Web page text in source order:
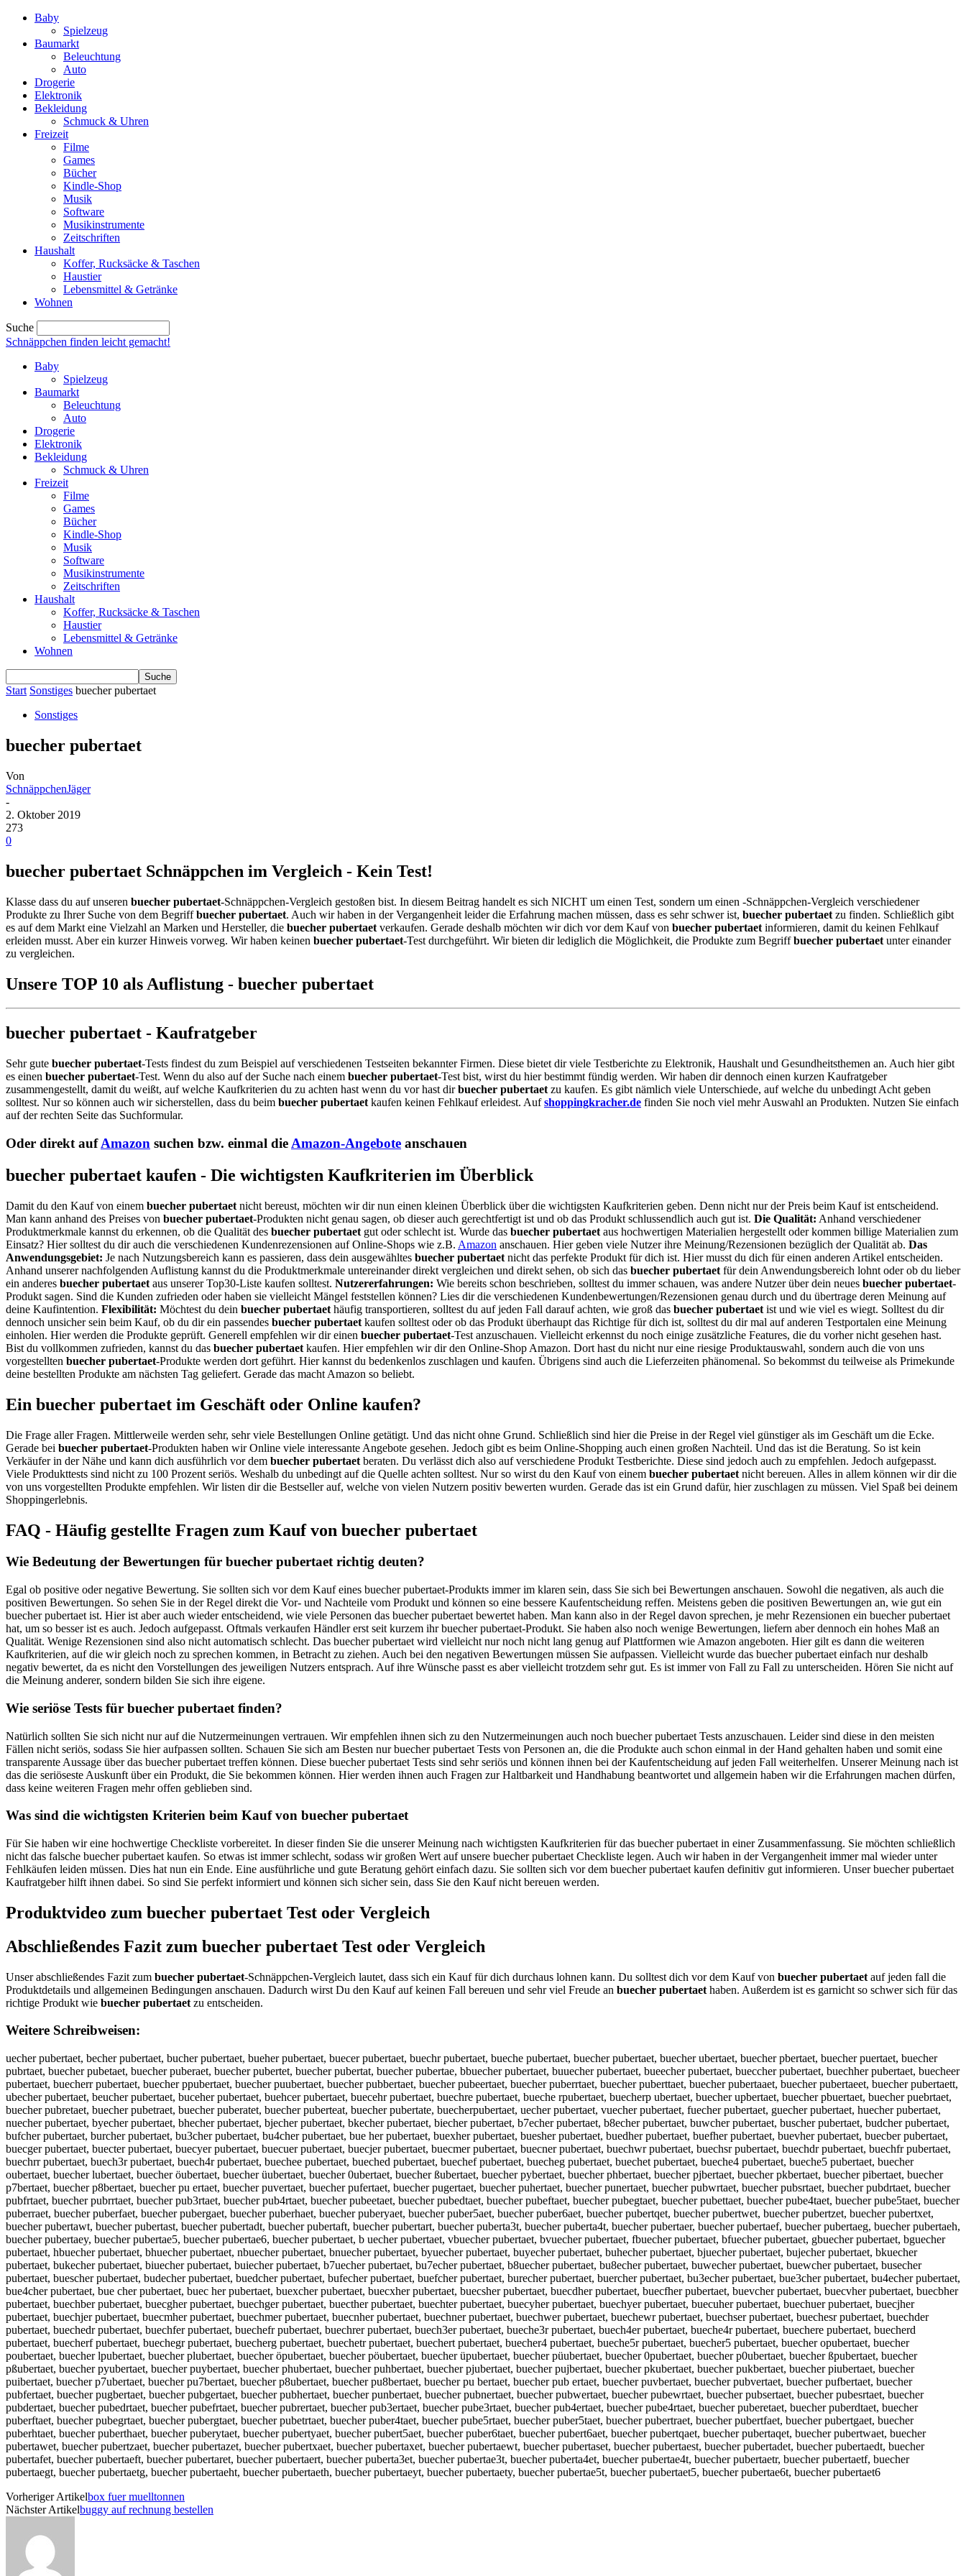
Baby
Spielzeug
Baumarkt
Beleuchtung
Auto
Drogerie
Elektronik
Bekleidung
Schmuck & Uhren
Freizeit
Filme
Games
Bücher
Kindle-Shop
Musik
Software
Musikinstrumente
Zeitschriften
Haushalt
Koffer, Rucksäcke & Taschen
Haustier
Lebensmittel & Getränke
Wohnen
Suche
Schnäppchen finden leicht gemacht!
Baby
Spielzeug
Baumarkt
Beleuchtung
Auto
Drogerie
Elektronik
Bekleidung
Schmuck & Uhren
Freizeit
Filme
Games
Bücher
Kindle-Shop
Musik
Software
Musikinstrumente
Zeitschriften
Haushalt
Koffer, Rucksäcke & Taschen
Haustier
Lebensmittel & Getränke
Wohnen
Start Sonstiges buecher pubertaet
Sonstiges
buecher pubertaet
Von
SchnäppchenJäger
-
2. Oktober 2019
273
0
buecher pubertaet Schnäppchen im Vergleich - Kein Test!
Klasse dass du auf unseren buecher pubertaet-Schnäppchen-Vergleich gestoßen bist. In diesem Beitrag handelt es sich NICHT um einen Test, sondern um einen -Schnäppchen-Vergleich verschiedener
Produkte zu Ihrer Suche von dem Begriffbuecher pubertaet. Auch wir haben in der Vergangenheit leider die Erfahrung machen müssen, dass es sehr schwer ist, buecher pubertaet zu finden. Schließlich gibt
es auf dem Markt eine Vielzahl an Marken und Hersteller, die buecher pubertaet verkaufen. Gerade deshalb möchten wir dich vor dem Kauf von buecher pubertaet informieren, damit du keinen Fehlkauf
erleiden musst. Aber ein kurzer Hinweis vorweg. Wir haben keinen buecher pubertaet-Test durchgeführt. Wir bieten dir lediglich die Möglichkeit, die Produkte zum Begriffbuecher pubertaet unter einander
zu vergleichen.
Unsere TOP 10 als Auflistung - buecher pubertaet
buecher pubertaet - Kaufratgeber
Sehr gute buecher pubertaet-Tests findest du zum Beispiel auf verschiedenen Testseiten bekannter Firmen. Diese bietet dir viele Testberichte zu Elektronik, Haushalt und Gesundheitsthemen an. Auch hier gibt
es einen buecher pubertaet-Test. Wenn du also auf der Suche nach einem buecher pubertaet-Test bist, wirst du hier bestimmt fündig werden. Wir haben dir dennoch einen kurzen Kaufratgeber
zusammengestellt, damit du weißt, auf welche Kaufkriterien du zu achten hast wenn du vor hast dirbuecher pubertaet zu kaufen. Es gibt nämlich viele Unterschiede, auf welche du unbedingt Acht geben
solltest. Nur so können auch wir sicherstellen, dass du beim buecher pubertaet kaufen keinen Fehlkauf erleidest. Aufshoppingkracher.de finden Sie noch viel mehr Auswahl an Produkten. Nutzen Sie einfach
auf der rechten Seite das Suchformular.
Oder direkt aufAmazon suchen bzw. einmal die Amazon-Angebote anschauen
buecher pubertaet kaufen - Die wichtigsten Kaufkriterien im Überblick
Damit du den Kauf von einem buecher pubertaet nicht bereust, möchten wir dir nun einen kleinen Überblick über die wichtigsten Kaufkriterien geben. Denn nicht nur der Preis beim Kauf ist entscheidend.
Man kann anhand des Preises von buecher pubertaet-Produkten nicht genau sagen, ob dieser auch gerechtfertigt ist und ob das Produkt schlussendlich auch gut ist. Die Qualität: Anhand verschiedener
Produktmerkmale kannst du erkennen, ob die Qualität des buecher pubertaet gut oder schlecht ist. Wurde das buecher pubertaet aus hochwertigen Materialien hergestellt oder kommen billige Materialien zum
Einsatz? Hier solltest du dir auch die verschiedenen Kundenrezensionen auf Online-Shops wie z.B. Amazon anschauen. Hier geben viele Nutzer ihre Meinung/Rezensionen bezüglich der Qualität ab. Das
Anwendungsgebiet: Je nach Nutzungsbereich kann es passieren, dass dein ausgewähltes buecher pubertaet nicht das perfekte Produkt für dich ist. Hier musst du dich für einen anderen Artikel entscheiden.
Anhand unserer nachfolgenden Auflistung kannst du die Produktmerkmale untereinander direkt vergleichen und direkt sehen, ob sich das buecher pubertaet für dein Anwendungsbereich lohnt oder ob du lieber
ein anderes buecher pubertaet aus unserer Top30-Liste kaufen solltest. Nutzererfahrungen: Wie bereits schon beschrieben, solltest du immer schauen, was andere Nutzer über dein neues buecher pubertaet-
Produkt sagen. Sind die Kunden zufrieden oder haben sie vielleicht Mängel feststellen können? Lies dir die verschiedenen Kundenbewertungen/Rezensionen genau durch und du übertrage deren Meinung auf
deine Kaufintention. Flexibilität: Möchtest du dein buecher pubertaet häufig transportieren, solltest du auf jeden Fall darauf achten, wie groß das buecher pubertaet ist und wie viel es wiegt. Solltest du dir
dennoch unsicher sein beim Kauf, ob du dir ein passendes buecher pubertaet kaufen solltest oder ob das Produkt überhaupt das Richtige für dich ist, solltest du dir mal auf anderen Testportalen eine Meinung
einholen. Hier werden die Produkte geprüft. Generell empfehlen wir dir einen buecher pubertaet-Test anzuschauen. Vielleicht erkennst du noch einige zusätzliche Features, die du vorher nicht gesehen hast.
Bist du vollkommen zufrieden, kannst du das buecher pubertaet kaufen. Hier empfehlen wir dir den Online-Shop Amazon. Dort hast du nicht nur eine riesige Produktauswahl, sondern auch die von uns
vorgestellten buecher pubertaet-Produkte werden dort geführt. Hier kannst du bedenkenlos zuschlagen und kaufen. Übrigens sind auch die Lieferzeiten phänomenal. So bekommst du teilweise als Primekunde
deine bestellten Produkte am nächsten Tag geliefert. Gerade das macht Amazon so beliebt.
Ein buecher pubertaet im Geschäft oder Online kaufen?
Die Frage aller Fragen. Mittlerweile werden sehr, sehr viele Bestellungen Online getätigt. Und das nicht ohne Grund. Schließlich sind hier die Preise in der Regel viel günstiger als im Geschäft um die Ecke.
Gerade bei buecher pubertaet-Produkten haben wir Online viele interessante Angebote gesehen. Jedoch gibt es beim Online-Shopping auch einen großen Nachteil. Und das ist die Beratung. So ist kein
Verkäufer in der Nähe und kann dich ausführlich vor dem buecher pubertaet beraten. Du verlässt dich also auf verschiedene Produkt Testberichte. Diese sind jedoch auch zu empfehlen. Jedoch aufgepasst.
Viele Produkttests sind nicht zu 100 Prozent seriös. Weshalb du unbedingt auf die Quelle achten solltest. Nur so wirst du den Kauf von einem buecher pubertaet nicht bereuen. Alles in allem können wir dir die
von uns vorgestellten Produkte empfehlen. Wir listen dir die Bestseller auf, welche von vielen Nutzern positiv bewerten wurden. Gerade das ist ein Grund dafür, hier zuschlagen zu müssen. Viel Spaß bei deinem
Shoppingerlebnis.
FAQ - Häufig gestellte Fragen zum Kauf von buecher pubertaet
Wie Bedeutung der Bewertungen für buecher pubertaet richtig deuten?
Egal ob positive oder negative Bewertung. Sie sollten sich vor dem Kauf eines buecher pubertaet-Produkts immer im klaren sein, dass Sie sich bei Bewertungen anschauen. Sowohl die negativen, als auch die
positiven Bewertungen. So sehen Sie in der Regel direkt die Vor- und Nachteile vom Produkt und können so eine bessere Kaufentscheidung reffen. Meistens geben die positiven Bewertungen an, wie gut ein
buecher pubertaet ist. Hier ist aber auch wieder entscheidend, wie viele Personen das buecher pubertaet bewertet haben. Man kann also in der Regel davon sprechen, je mehr Rezensionen ein buecher pubertaet
hat, um so besser ist es auch. Jedoch aufgepasst. Oftmals verkaufen Händler erst seit kurzem ihr buecher pubertaet-Produkt. Sie haben also noch wenige Bewertungen, liefern aber dennoch ein hohes Maß an
Qualität. Wenige Rezensionen sind also nicht automatisch schlecht. Das buecher pubertaet wird vielleicht nur noch nicht lang genug auf Plattformen wie Amazon angeboten. Hier gilt es dann die weiteren
Kaufkriterien, auf die wir gleich noch zu sprechen kommen, in Betracht zu ziehen. Auch bei den negativen Bewertungen müssen Sie aufpassen. Vielleicht wurde das buecher pubertaet einfach nur deshalb
negativ bewertet, da es nicht den Vorstellungen des jeweiligen Nutzers entsprach. Auf ihre Wünsche passt es aber vielleicht trotzdem sehr gut. Es ist immer von Fall zu Fall zu unterscheiden. Hören Sie nicht auf
die Meinung anderer, sondern bilden Sie sich ihre eigene.
Wie seriöse Tests für buecher pubertaet finden?
Natürlich sollten Sie sich nicht nur auf die Nutzermeinungen vertrauen. Wir empfehlen ihnen sich zu den Nutzermeinungen auch noch buecher pubertaet Tests anzuschauen. Leider sind diese in den meisten
Fällen nicht seriös, sodass Sie hier aufpassen sollten. Schauen Sie sich am Besten nur buecher pubertaet Tests von Personen an, die die Produkte auch schon einmal in der Hand gehalten haben und somit eine
transparente Aussage über das buecher pubertaet treffen können. Diese buecher pubertaet Tests sind sehr seriös und können ihnen bei der Kaufentscheidung auf jeden Fall weiterhelfen. Unserer Meinung nach ist
das die seriöseste Auskunft über ein Produkt, die Sie bekommen können. Hier werden ihnen auch Fragen zur Haltbarkeit und Handhabung beantwortet und allgemein haben wir die Erfahrungen machen dürfen,
dass keine weiteren Fragen mehr offen geblieben sind.
Was sind die wichtigsten Kriterien beim Kauf von buecher pubertaet
Für Sie haben wir eine hochwertige Checkliste vorbereitet. In dieser finden Sie die unserer Meinung nach wichtigsten Kaufkriterien für das buecher pubertaet in einer Zusammenfassung. Sie möchten schließlich
nicht das falsche buecher pubertaet kaufen. So etwas ist immer schlecht, sodass wir großen Wert auf unsere buecher pubertaet Checkliste legen. Auch wir haben in der Vergangenheit immer mal wieder unter
Fehlkäufen leiden müssen. Dies hat nun ein Ende. Eine ausführliche und gute Beratung gehört einfach dazu. Sie sollten sich vor dem buecher pubertaet kaufen definitiv gut informieren. Unser buecher pubertaet
Kaufratgeber hilft ihnen dabei. So sind Sie perfekt informiert und können sich sicher sein, dass Sie den Kauf nicht bereuen werden.
Produktvideo zum buecher pubertaet Test oder Vergleich
Abschließendes Fazit zum buecher pubertaet Test oder Vergleich
Unser abschließendes Fazit zum buecher pubertaet-Schnäppchen-Vergleich lautet, dass sich ein Kauf für dich durchaus lohnen kann. Du solltest dich vor dem Kauf von buecher pubertaet auf jeden fall die
Produktdetails und allgemeinen Bedingungen anschauen. Dadurch wirst Du den Kauf auf keinen Fall bereuen und sehr viel Freude an buecher pubertaet haben. Außerdem ist es garnicht so schwer sich für das
richtige Produkt wie buecher pubertaet zu entscheiden.
Weitere Schreibweisen:
uecher pubertaet, becher pubertaet, bucher pubertaet, bueher pubertaet, buecer pubertaet, buechr pubertaet, bueche pubertaet, buecher pubertaet, buecher ubertaet, buecher pbertaet, buecher puertaet, buecher
pubrtaet, buecher pubetaet, buecher puberaet, buecher pubertet, buecher pubertat, buecher pubertae, bbuecher pubertaet, buuecher pubertaet, bueecher pubertaet, bueccher pubertaet, buechher pubertaet, buecheer
pubertaet, buecherr pubertaet, buecher ppubertaet, buecher puubertaet, buecher pubbertaet, buecher pubeertaet, buecher puberrtaet, buecher puberttaet, buecher pubertaaet, buecher pubertaeet, buecher pubertaett,
ubecher pubertaet, beucher pubertaet, buceher pubertaet, buehcer pubertaet, buecehr pubertaet, buechre pubertaet, bueche rpubertaet, buecherp ubertaet, buecher upbertaet, buecher pbuertaet, buecher puebrtaet,
buecher pubretaet, buecher pubetraet, buecher puberatet, buecher puberteat, buecher pubertate, buecherpubertaet, uecher pubertaet, vuecher pubertaet, fuecher pubertaet, guecher pubertaet, huecher pubertaet,
nuecher pubertaet, byecher pubertaet, bhecher pubertaet, bjecher pubertaet, bkecher pubertaet, biecher pubertaet, b7echer pubertaet, b8echer pubertaet, buwcher pubertaet, buscher pubertaet, budcher pubertaet,
bufcher pubertaet, burcher pubertaet, bu3cher pubertaet, bu4cher pubertaet, bue her pubertaet, buexher pubertaet, buesher pubertaet, buedher pubertaet, buefher pubertaet, buevher pubertaet, buecber pubertaet,
buecger pubertaet, buecter pubertaet, buecyer pubertaet, buecuer pubertaet, buecjer pubertaet, buecmer pubertaet, buecner pubertaet, buechwr pubertaet, buechsr pubertaet, buechdr pubertaet, buechfr pubertaet,
buechrr pubertaet, buech3r pubertaet, buech4r pubertaet, buechee pubertaet, bueched pubertaet, buechef pubertaet, buecheg pubertaet, buechet pubertaet, bueche4 pubertaet, bueche5 pubertaet, buecher
oubertaet, buecher lubertaet, buecher öubertaet, buecher üubertaet, buecher 0ubertaet, buecher ßubertaet, buecher pybertaet, buecher phbertaet, buecher pjbertaet, buecher pkbertaet, buecher pibertaet, buecher
p7bertaet, buecher p8bertaet, buecher pu ertaet, buecher puvertaet, buecher pufertaet, buecher pugertaet, buecher puhertaet, buecher punertaet, buecher pubwrtaet, buecher pubsrtaet, buecher pubdrtaet, buecher
pubfrtaet, buecher pubrrtaet, buecher pub3rtaet, buecher pub4rtaet, buecher pubeetaet, buecher pubedtaet, buecher pubeftaet, buecher pubegtaet, buecher pubettaet, buecher pube4taet, buecher pube5taet, buecher
puberraet, buecher puberfaet, buecher pubergaet, buecher puberhaet, buecher puberyaet, buecher puber5aet, buecher puber6aet, buecher pubertqet, buecher pubertwet, buecher pubertzet, buecher pubertxet,
buecher pubertawt, buecher pubertast, buecher pubertadt, buecher pubertaft, buecher pubertart, buecher puberta3t, buecher puberta4t, buecher pubertaer, buecher pubertaef, buecher pubertaeg, buecher pubertaeh,
buecher pubertaey, buecher pubertae5, buecher pubertae6, buecher pubertaet, b uecher pubertaet, vbuecher pubertaet, bvuecher pubertaet, fbuecher pubertaet, bfuecher pubertaet, gbuecher pubertaet, bguecher
pubertaet, hbuecher pubertaet, bhuecher pubertaet, nbuecher pubertaet, bnuecher pubertaet, byuecher pubertaet, buyecher pubertaet, buhecher pubertaet, bjuecher pubertaet, bujecher pubertaet, bkuecher
pubertaet, bukecher pubertaet, biuecher pubertaet, buiecher pubertaet, b7uecher pubertaet, bu7echer pubertaet, b8uecher pubertaet, bu8echer pubertaet, buwecher pubertaet, buewcher pubertaet, busecher
pubertaet, buescher pubertaet, budecher pubertaet, buedcher pubertaet, bufecher pubertaet, buefcher pubertaet, burecher pubertaet, buercher pubertaet, bu3echer pubertaet, bue3cher pubertaet, bu4echer pubertaet,
bue4cher pubertaet, bue cher pubertaet, buec her pubertaet, buexcher pubertaet, buecxher pubertaet, buecsher pubertaet, buecdher pubertaet, buecfher pubertaet, buevcher pubertaet, buecvher pubertaet, buecbher
pubertaet, buechber pubertaet, buecgher pubertaet, buechger pubertaet, buecther pubertaet, buechter pubertaet, buecyher pubertaet, buechyer pubertaet, buecuher pubertaet, buechuer pubertaet, buecjher
pubertaet, buechjer pubertaet, buecmher pubertaet, buechmer pubertaet, buecnher pubertaet, buechner pubertaet, buechwer pubertaet, buechewr pubertaet, buechser pubertaet, buechesr pubertaet, buechder
pubertaet, buechedr pubertaet, buechfer pubertaet, buechefr pubertaet, buechrer pubertaet, buech3er pubertaet, bueche3r pubertaet, buech4er pubertaet, bueche4r pubertaet, buechere pubertaet, buecherd
pubertaet, buecherf pubertaet, buechegr pubertaet, buecherg pubertaet, buechetr pubertaet, buechert pubertaet, buecher4 pubertaet, bueche5r pubertaet, buecher5 pubertaet, buecher opubertaet, buecher
poubertaet, buecher lpubertaet, buecher plubertaet, buecher öpubertaet, buecher pöubertaet, buecher üpubertaet, buecher püubertaet, buecher 0pubertaet, buecher p0ubertaet, buecher ßpubertaet, buecher
pßubertaet, buecher pyubertaet, buecher puybertaet, buecher phubertaet, buecher puhbertaet, buecher pjubertaet, buecher pujbertaet, buecher pkubertaet, buecher pukbertaet, buecher piubertaet, buecher
puibertaet, buecher p7ubertaet, buecher pu7bertaet, buecher p8ubertaet, buecher pu8bertaet, buecher pu bertaet, buecher pub ertaet, buecher puvbertaet, buecher pubvertaet, buecher pufbertaet, buecher
pubfertaet, buecher pugbertaet, buecher pubgertaet, buecher pubhertaet, buecher punbertaet, buecher pubnertaet, buecher pubwertaet, buecher pubewrtaet, buecher pubsertaet, buecher pubesrtaet, buecher
pubdertaet, buecher pubedrtaet, buecher pubefrtaet, buecher pubrertaet, buecher pub3ertaet, buecher pube3rtaet, buecher pub4ertaet, buecher pube4rtaet, buecher puberetaet, buecher puberdtaet, buecher
puberftaet, buecher pubegrtaet, buecher pubergtaet, buecher pubetrtaet, buecher puber4taet, buecher pube5rtaet, buecher puber5taet, buecher pubertraet, buecher pubertfaet, buecher pubertgaet, buecher
puberhtaet, buecher puberthaet, buecher puberytaet, buecher pubertyaet, buecher pubert5aet, buecher puber6taet, buecher pubert6aet, buecher pubertqaet, buecher pubertaqet, buecher pubertwaet, buecher
pubertawet, buecher pubertzaet, buecher pubertazet, buecher pubertxaet, buecher pubertaxet, buecher pubertaewt, buecher pubertaset, buecher pubertaest, buecher pubertadet, buecher pubertaedt, buecher
pubertafet, buecher pubertaeft, buecher pubertaret, buecher pubertaert, buecher puberta3et, buecher pubertae3t, buecher puberta4et, buecher pubertae4t, buecher pubertaetr, buecher pubertaetf, buecher
pubertaegt, buecher pubertaetg, buecher pubertaeht, buecher pubertaeth, buecher pubertaeyt, buecher pubertaety, buecher pubertae5t, buecher pubertaet5, buecher pubertae6t, buecher pubertaet6
Vorheriger Artikelbox fuer muelltonnen
Nächster Artikelbuggy auf rechnung bestellen